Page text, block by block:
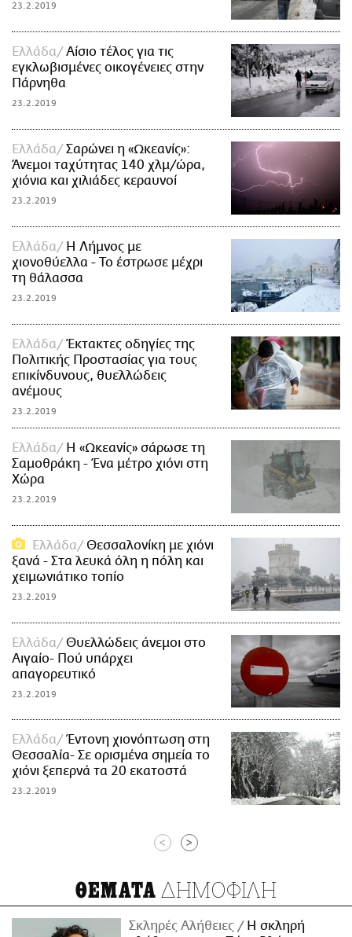
23.2.2019
Ελλάδα
Αίσιο τέλος για τις
εγκλωβισμένες οικογένειες στην
Πάρνηθα
23.2.2019
Ελλάδα
Σαρώνει η «Ωκεανίς»:
Άνεμοι ταχύτητας 140 χλμ/ώρα,
χιόνια και χιλιάδες κεραυνοί
23.2.2019
Ελλάδα
Η Λήμνος με
χιονοθύελλα - Το έστρωσε μέχρι
τη θάλασσα
23.2.2019
Ελλάδα
Έκτακτες οδηγίες της
Πολιτικής Προστασίας για τους
επικίνδυνους, θυελλώδεις
ανέμους
23.2.2019
Ελλάδα
Η «Ωκεανίς» σάρωσε τη
Σαμοθράκη - Ένα μέτρο χιόνι στη
Χώρα
23.2.2019
Ελλάδα
Θεσσαλονίκη με χιόνι
ξανά - Στα λευκά όλη η πόλη και
χειμωνιάτικο τοπίο
23.2.2019
Ελλάδα
Θυελλώδεις άνεμοι στο
Αιγαίο- Πού υπάρχει
απαγορευτικό
23.2.2019
Ελλάδα
Έντονη χιονόπτωση στη
Θεσσαλία- Σε ορισμένα σημεία το
χιόνι ξεπερνά τα 20 εκατοστά
23.2.2019
< >
ΘΕΜΑΤΑ ΔΗΜΟΦΙΛΗ
Σκληρές Αλήθειες
H σκληρή